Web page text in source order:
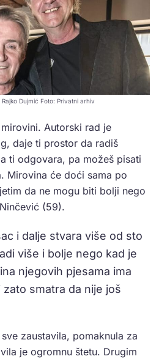
Dujmić Foto: Privatni arhiv
Autorski rad je
daje ti prostor da radiš
ti odgovara, pa možeš pisati
Mirovina će doći sama po
da ne mogu biti bolji nego
(59).
i dalje stvara više od sto
više i bolje nego kad je
njegovih pjesama ima
smatra da nije još
zaustavila, pomaknula za
je ogromnu štetu. Drugim